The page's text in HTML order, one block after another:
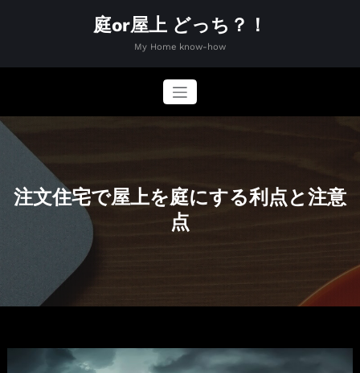
ス
キ
庭or屋上 どっち？！
My Home know-how
注文住宅で屋上を庭にする利点と注意
点